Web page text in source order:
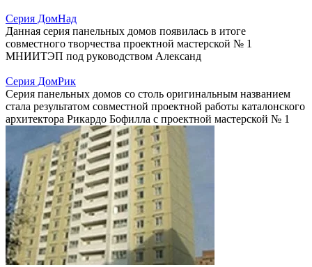
Серия ДомНад
Данная серия панельных домов появилась в итоге
совместного творчества проектной мастерской № 1
МНИИТЭП под руководством Александ
Серия ДомРик
Серия панельных домов со столь оригинальным названием
стала результатом совместной проектной работы каталонского
архитектора Рикардо Бофилла с проектной мастерской № 1